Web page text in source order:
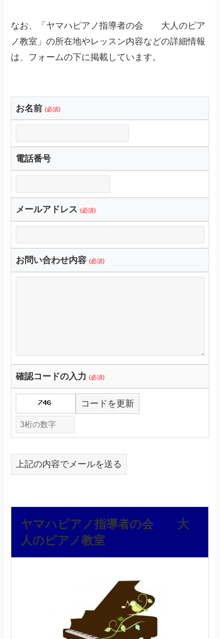
なお、「ヤマハピアノ指導者の会 大人のピア
ノ教室」の所在地やレッスン内容などの詳細情報
は、フォームの下に掲載しています。
お名前 (必須)
電話番号
メールアドレス (必須)
お問い合わせ内容 (必須)
確認コードの入力(必須)
コードを更新
上記の内容でメールを送る
ヤマハピアノ指導者の会 大
人のピアノ教室